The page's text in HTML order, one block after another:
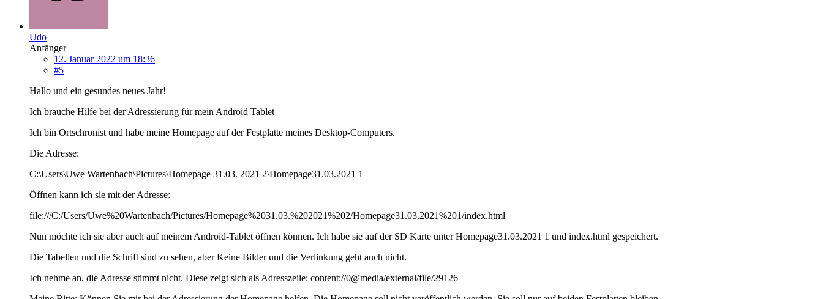
Udo
Anfänger
12. Januar 2022 um 18:36
#5
Hallo und ein gesundes neues Jahr!
Ich brauche Hilfe bei der Adressierung für mein Android Tablet
Ich bin Ortschronist und habe meine Homepage auf der Festplatte meines Desktop-Computers.
Die Adresse:
C:\Users\Uwe Wartenbach\Pictures\Homepage 31.03. 2021 2\Homepage31.03.2021 1
Öffnen kann ich sie mit der Adresse:
file:///C:/Users/Uwe%20Wartenbach/Pictures/Homepage%2031.03.%202021%202/Homepage31.03.2021%201/index.html
Nun möchte ich sie aber auch auf meinem Android-Tablet öffnen können. Ich habe sie auf der SD Karte unter Homepage31.03.2021 1 und index.html gespeichert.
Die Tabellen und die Schrift sind zu sehen, aber Keine Bilder und die Verlinkung geht auch nicht.
Ich nehme an, die Adresse stimmt nicht. Diese zeigt sich als Adresszeile: content://0@media/external/file/29126